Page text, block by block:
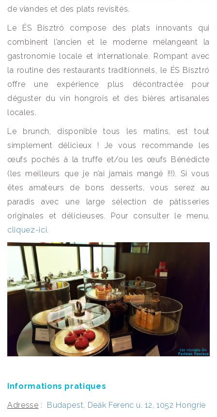
de viandes et des plats revisités.
Le ÉS Bisztró compose des plats innovants qui
combinent l’ancien et le moderne mélangeant la
gastronomie locale et internationale. Rompant avec
la routine des restaurants traditionnels, le ÉS Bisztró
offre une expérience plus décontractée pour
déguster du vin hongrois et des bières artisanales
locales.
Le brunch, disponible tous les matins, est tout
simplement délicieux ! Je vous recommande les
œufs pochés à la truffe et/ou les œufs Bénédicte
(les meilleurs que je n’ai jamais mangé !!!). Si vous
êtes amateurs de bons desserts, vous serez au
paradis avec une large sélection de pâtisseries
originales et délicieuses. Pour consulter le menu,
cliquez-ici
Informations pratiques
Adresse : Budapest, Deák Ferenc u. 12, 1052 Hongrie